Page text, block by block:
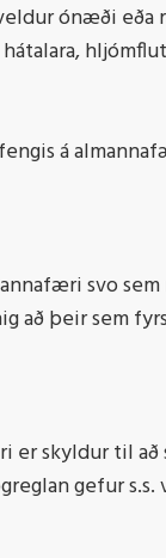
ónæði
á
svo
að þeir sem
er skyldur til
gefur